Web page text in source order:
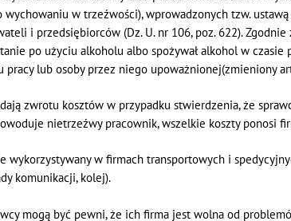
wychowaniu w trzeźwości), wprowadzonych tzw.
i przedsiębiorców (Dz. U. nr 106, poz. 622).
po użyciu alkoholu albo spożywał alkohol w
pracy lub osoby przez niego upoważnionej(zmieniony
zwrotu kosztów w przypadku stwierdzenia, że
nietrzeźwy pracownik, wszelkie koszty ponosi
wykorzystywany w firmach transportowych i
komunikacji, kolej).
mogą być pewni, że ich firma jest wolna od